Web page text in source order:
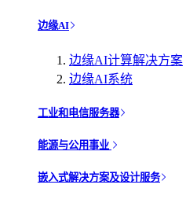
边缘AI
边缘AI计算解决方案
边缘AI系统
工业和电信服务器
能源与公用事业
嵌入式解决方案及设计服务